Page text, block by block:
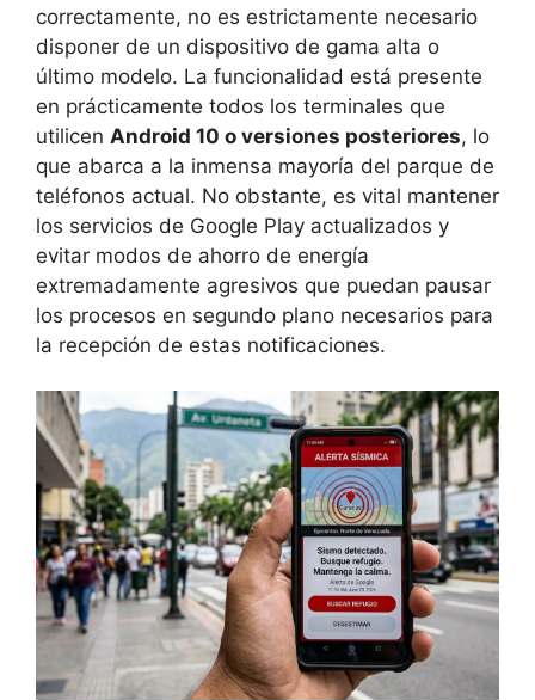
correctamente, no es estrictamente necesario
disponer de un dispositivo de gama alta o
último modelo. La funcionalidad está presente
en prácticamente todos los terminales que
utilicen Android 10 o versiones posteriores, lo
que abarca a la inmensa mayoría del parque de
teléfonos actual. No obstante, es vital mantener
los servicios de Google Play actualizados y
evitar modos de ahorro de energía
extremadamente agresivos que puedan pausar
los procesos en segundo plano necesarios para
la recepción de estas notificaciones.